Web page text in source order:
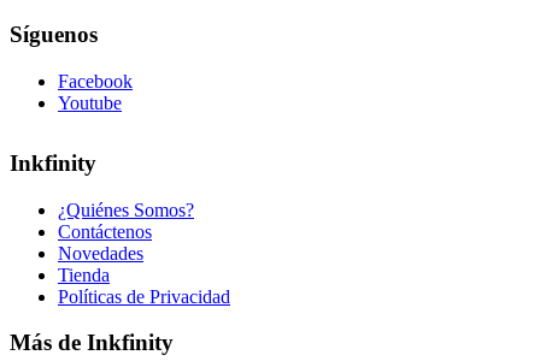
Síguenos
Facebook
Youtube
Inkfinity
¿Quiénes Somos?
Contáctenos
Novedades
Tienda
Políticas de Privacidad
Más de Inkfinity